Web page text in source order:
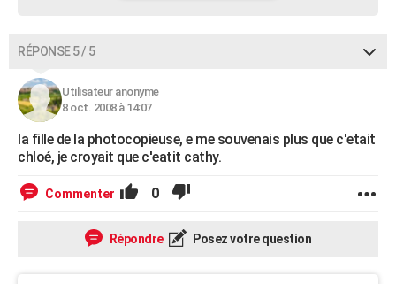
RÉPONSE 5 / 5
Utilisateur anonyme
8 oct. 2008 à 14:07
la fille de la photocopieuse, e me souvenais plus que c'etait
chloé, je croyait que c'eatit cathy.
Commenter 0
Répondre Posez votre question